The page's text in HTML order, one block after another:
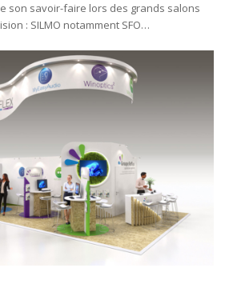
son savoir-faire lors des grands salons
: SILMO notamment SFO…